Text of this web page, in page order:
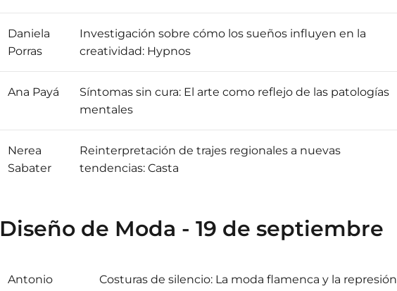
Daniela
Porras
Investigación sobre cómo los sueños influyen en la
creatividad: Hypnos
Ana Payá
Síntomas sin cura: El arte como reflejo de las patologías
mentales
Nerea
Sabater
Reinterpretación de trajes regionales a nuevas
tendencias: Casta
Diseño de Moda - 19 de septiembre
Antonio
Costuras de silencio: La moda flamenca y la represión